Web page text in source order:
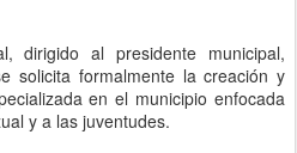
dirigido al presidente municipal,
solicita formalmente la creación y
en el municipio enfocada
y a las juventudes.